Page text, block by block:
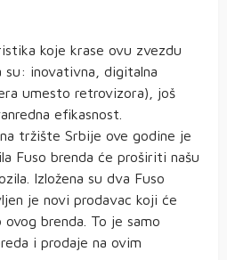
koje krase ovu zvezdu
su: inovativna, digitalna
umesto retrovizora), još
efikasnost.
tržište Srbije ove godine je
Fuso brenda će proširiti našu
Izložena su dva Fuso
je novi prodavac koji će
brenda. To je samo
i prodaje na ovim